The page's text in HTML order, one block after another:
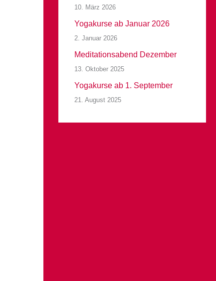
10. März 2026
Yogakurse ab Januar 2026
2. Januar 2026
Meditationsabend Dezember
13. Oktober 2025
Yogakurse ab 1. September
21. August 2025